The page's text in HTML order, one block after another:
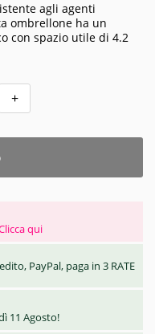
agli agenti
ombrellone ha un
con spazio utile di 4.2
+
qui
PayPal, paga in 3 RATE
11 Agosto!